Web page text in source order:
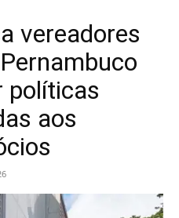
Alberto
Alves
vereadores
políticas
aos